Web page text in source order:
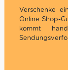
Verschenke
Online Shop-
kommt
Gültig in
Nicht in